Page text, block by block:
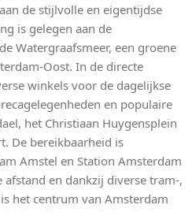
de stijlvolle en eigentijdse
is gelegen aan de
Watergraafsmeer, een groene
Oost. In de directe
winkels voor de dagelijkse
en populaire
het Christiaan Huygensplein
De bereikbaarheid is
Amstel en Station Amsterdam
afstand en dankzij diverse tram-,
het centrum van Amsterdam